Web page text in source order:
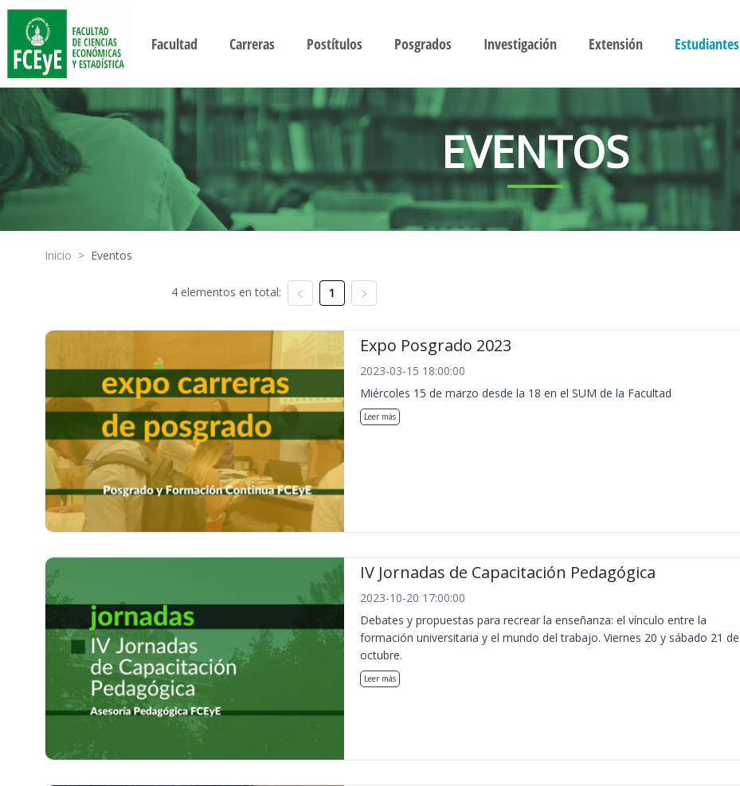
Facultad Carreras Postítulos Posgrados Investigación Extensión Estudiantes
EVENTOS
Inicio > Eventos
4 elementos en total: 1
Expo Posgrado 2023
2023-03-15 18:00:00
Miércoles 15 de marzo desde la 18 en el SUM de la Facultad
Leer más
IV Jornadas de Capacitación Pedagógica
2023-10-20 17:00:00
Debates y propuestas para recrear la enseñanza: el vínculo entre la
formación universitaria y el mundo del trabajo. Viernes 20 y sábado 21 de
octubre.
Leer más